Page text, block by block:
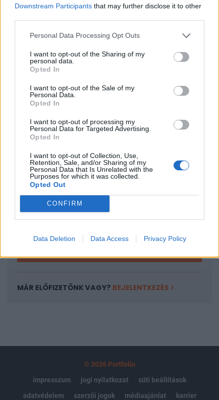
Downstream Participants that may further disclose it to other
Personal Data Processing Opt Outs
I want to opt-out of the Sharing of my
personal data.
Opted In
I want to opt-out of the Sale of my
Personal Data.
Opted In
I want to opt-out of processing my
Personal Data for Targeted Advertising.
Opted In
I want to opt-out of Collection, Use,
Retention, Sale, and/or Sharing of my
Personal Data that Is Unrelated with the
Purposes for which it was collected.
Opted Out
CONFIRM
Data Deletion Data Access Privacy Policy
hagynia Libanon területét – számolt be az MTI.
között létrejött tűzszüneti megállapodás újabb lehetőséget
kínál a konfliktus lezárására, valamint a tartós béke és
biztonság megteremtésére – jelentette ki Kaja Kallas uniós
külügyi és biztonságpolitikai főképviselő vasárnap
hajnalban. Kallas arra reagált, hogy az amerikai
külügyminisztérium szerdán...
KEDVES OLVASÓNK!
tartozik, melynek olvasása előfizetéses
regisztrációhoz kötött.
Az előfizetés a következőket tartalmazza:
Portfolio.hu teljes cikkarchívum
Kötéslisták: BÉT elmúlt 2 év napon belüli
MÁR ELŐFIZETŐNK VAGY? BEJELENTKEZÉS
© 2026 Portfolio
impresszum
jogi nyilatkozat
süti beállítások
adatvédelem
szerzői jogok médiaajánlat karrier